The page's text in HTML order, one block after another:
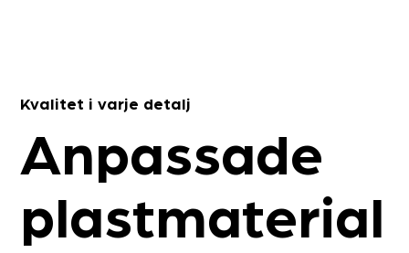
Kvalitet i varje detalj
Anpassade
plastmaterial